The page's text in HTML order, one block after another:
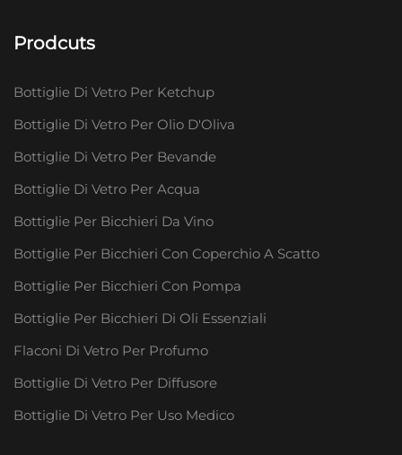
Prodcuts
Bottiglie Di Vetro Per Ketchup
Bottiglie Di Vetro Per Olio D'Oliva
Bottiglie Di Vetro Per Bevande
Bottiglie Di Vetro Per Acqua
Bottiglie Per Bicchieri Da Vino
Bottiglie Per Bicchieri Con Coperchio A Scatto
Bottiglie Per Bicchieri Con Pompa
Bottiglie Per Bicchieri Di Oli Essenziali
Flaconi Di Vetro Per Profumo
Bottiglie Di Vetro Per Diffusore
Bottiglie Di Vetro Per Uso Medico